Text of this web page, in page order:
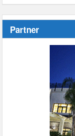
Partner